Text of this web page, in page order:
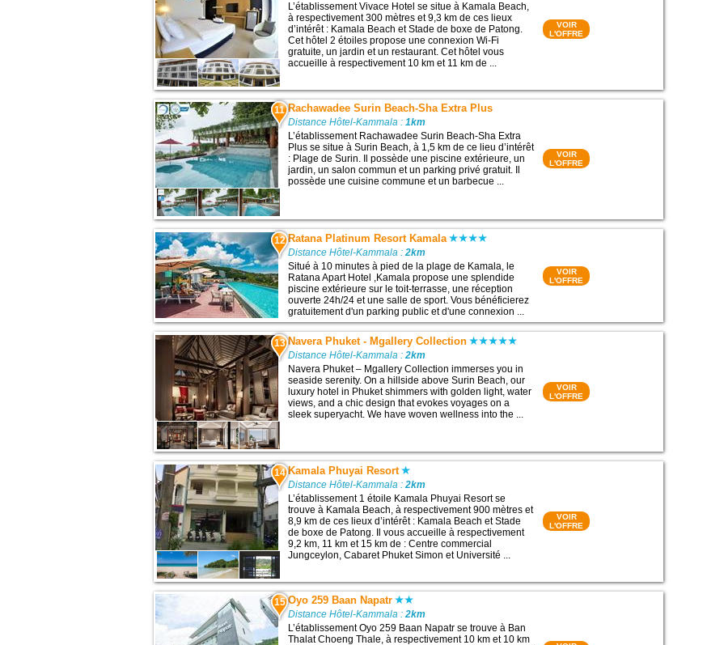
L’établissement Vivace Hotel se situe à Kamala Beach,
à respectivement 300 mètres et 9,3 km de ces lieux
d’intérêt : Kamala Beach et Stade de boxe de Patong.
Cet hôtel 2 étoiles propose une connexion Wi-Fi
gratuite, un jardin et un restaurant. Cet hôtel vous
accueille à respectivement 10 km et 11 km de ...
VOIR
L'OFFRE
11 Rachawadee Surin Beach-Sha Extra Plus
Distance Hôtel-Kammala :1km
L’établissement Rachawadee Surin Beach-Sha Extra
Plus se situe à Surin Beach, à 1,5 km de ce lieu d’intérêt
: Plage de Surin. Il possède une piscine extérieure, un
jardin, un salon commun et un parking privé gratuit. Il
possède une cuisine commune et un barbecue ...
VOIR
L'OFFRE
12 Ratana Platinum Resort Kamala
Distance Hôtel-Kammala :2km
Situé à 10 minutes à pied de la plage de Kamala, le
Ratana Apart Hotel ,Kamala propose une splendide
piscine extérieure sur le toit-terrasse, une réception
ouverte 24h/24 et une salle de sport. Vous bénéficierez
gratuitement d'un parking public et d'une connexion ...
VOIR
L'OFFRE
13 Navera Phuket - Mgallery Collection
Distance Hôtel-Kammala :2km
Navera Phuket – Mgallery Collection immerses you in
seaside serenity. On a hillside above Surin Beach, our
luxury hotel in Phuket shimmers with golden light, water
views, and a chic design that evokes voyages on a
sleek superyacht. We have woven wellness into the ...
VOIR
L'OFFRE
14 Kamala Phuyai Resort
Distance Hôtel-Kammala :2km
L’établissement 1 étoile Kamala Phuyai Resort se
trouve à Kamala Beach, à respectivement 900 mètres et
8,9 km de ces lieux d’intérêt : Kamala Beach et Stade
de boxe de Patong. Il vous accueille à respectivement
9,2 km, 11 km et 15 km de : Centre commercial
Jungceylon, Cabaret Phuket Simon et Université ...
VOIR
L'OFFRE
15 Oyo 259 Baan Napatr
Distance Hôtel-Kammala :2km
L’établissement Oyo 259 Baan Napatr se trouve à Ban
Thalat Choeng Thale, à respectivement 10 km et 10 km